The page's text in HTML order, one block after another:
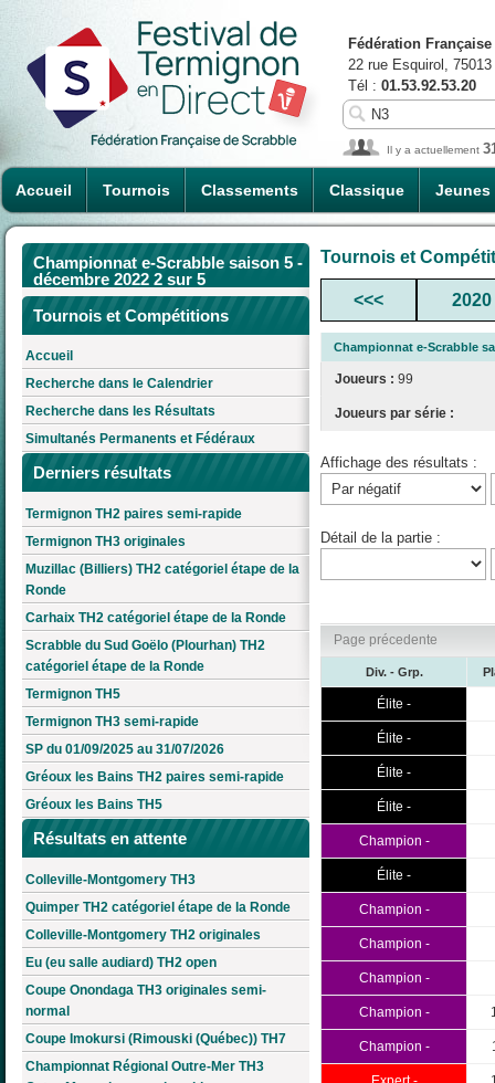
Accueil Tournois Classements Classique Jeunes
Fédération
22 rue Esquirol,
Tél : 01.53.92.53.20
Il y a actuellement
Championnat e-Scrabble saison 5 -
décembre 2022 2 sur 5
Tournois et Compétitions
Accueil
Recherche dans le Calendrier
Recherche dans les Résultats
Simultanés Permanents et Fédéraux
Derniers résultats
Termignon TH2 paires semi-rapide
Termignon TH3 originales
Muzillac (Billiers) TH2 catégoriel étape de la
Ronde
Carhaix TH2 catégoriel étape de la Ronde
Scrabble du Sud Goëlo (Plourhan) TH2
catégoriel étape de la Ronde
Termignon TH5
Termignon TH3 semi-rapide
SP du 01/09/2025 au 31/07/2026
Gréoux les Bains TH2 paires semi-rapide
Gréoux les Bains TH5
Résultats en attente
Colleville-Montgomery TH3
Quimper TH2 catégoriel étape de la Ronde
Colleville-Montgomery TH2 originales
Eu (eu salle audiard) TH2 open
Coupe Onondaga TH3 originales semi-
normal
Coupe Imokursi (Rimouski (Québec)) TH7
Championnat Régional Outre-Mer TH3
Tournois et
<<< 2020
Championnat e-Scrabble
Joueurs : 99
Joueurs par série :
Affichage des résultats :
Détail de la partie :
Page précedente
Div. - Grp.
Élite -
Élite -
Élite -
Élite -
Champion -
Élite -
Champion -
Champion -
Champion -
Champion -
Champion -